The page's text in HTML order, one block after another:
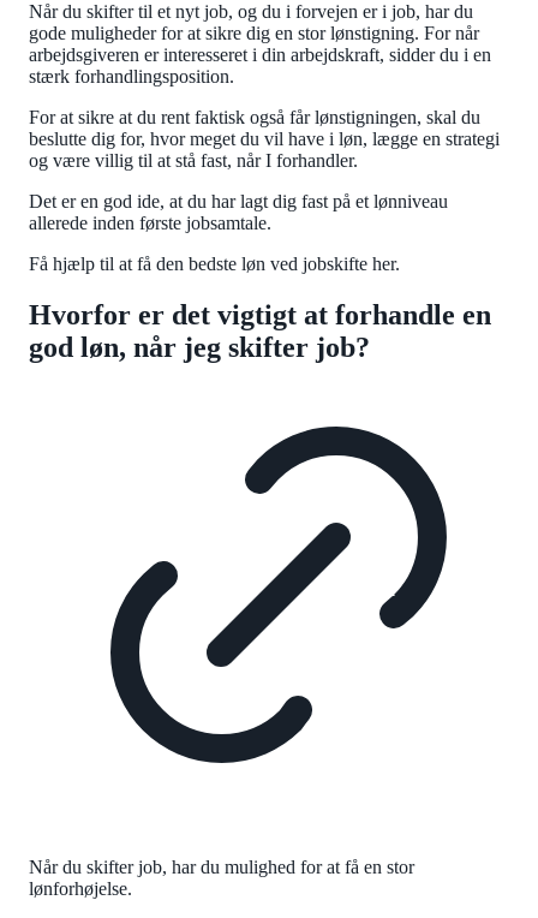
Når du skifter til et nyt job, og du i forvejen er i job, har du
gode muligheder for at sikre dig en stor lønstigning. For når
arbejdsgiveren er interesseret i din arbejdskraft, sidder du i en
stærk forhandlingsposition.
For at sikre at du rent faktisk også får lønstigningen, skal du
beslutte dig for, hvor meget du vil have i løn, lægge en strategi
og være villig til at stå fast, når I forhandler.
Det er en god ide, at du har lagt dig fast på et lønniveau
allerede inden første jobsamtale.
Få hjælp til at få den bedste løn ved jobskifte her.
Hvorfor er det vigtigt at forhandle en
god løn, når jeg skifter job?
Når du skifter job, har du mulighed for at få en stor
lønforhøjelse.